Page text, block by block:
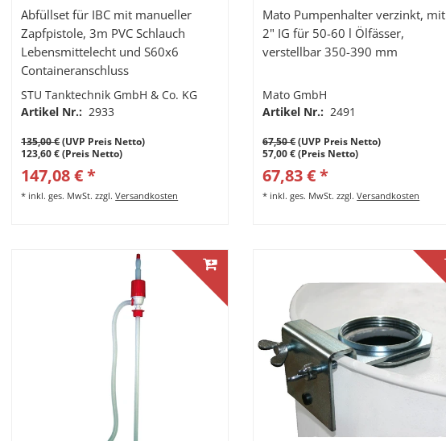
Abfüllset für IBC mit manueller
Zapfpistole, 3m PVC Schlauch
Lebensmittelecht und S60x6
Containeranschluss
STU Tanktechnik GmbH & Co. KG
Artikel Nr.: 2933
135,00 €(UVP Preis Netto)
123,60 € (Preis Netto)
147,08 € *
* inkl. ges. MwSt. zzgl.Versandkosten
Mato Pumpenhalter verzinkt, mit
2" IG für 50-60 l Ölfässer,
verstellbar 350-390 mm
Mato GmbH
Artikel Nr.: 2491
67,50 €(UVP Preis Netto)
57,00 € (Preis Netto)
67,83 € *
* inkl. ges. MwSt. zzgl.Versandkosten